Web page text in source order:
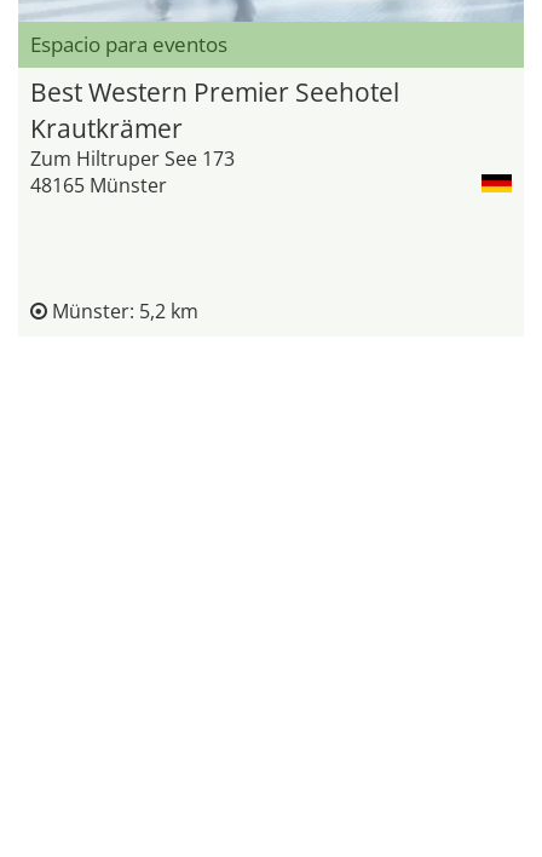
Espacio para eventos
Best Western Premier Seehotel
Krautkrämer
Zum Hiltruper See 173
48165 Münster
Münster: 5,2 km